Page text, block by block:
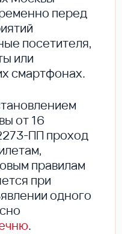
перед
посетителя,
или
смартфонах.
от 16
ПП проход
правилам
при
одного
.